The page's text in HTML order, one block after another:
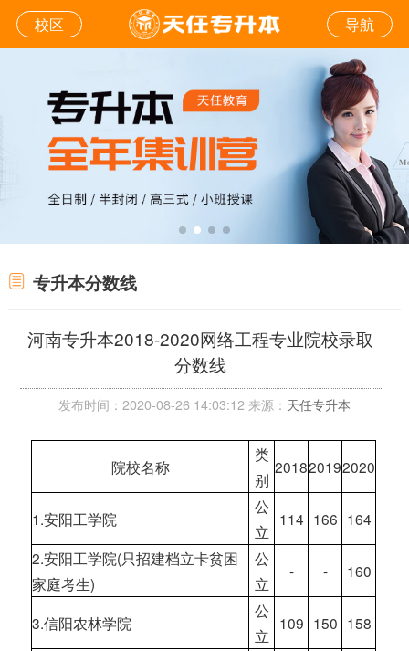
校区 导航
专升本分数线
河南专升本2018-2020网络工程专业院校录取
分数线
发布时间：2020-08-26 14:03:12 来源： 天任专升本
院校名称
类
别
201820192020
1.安阳工学院
公
立
114 166 164
2.安阳工学院(只招建档立卡贫困
家庭考生)
公
立
- - 160
3.信阳农林学院
公
立
109 150 158